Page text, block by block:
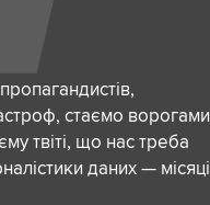
стаємо ворогами
твіті, що нас треба
даних — місяці